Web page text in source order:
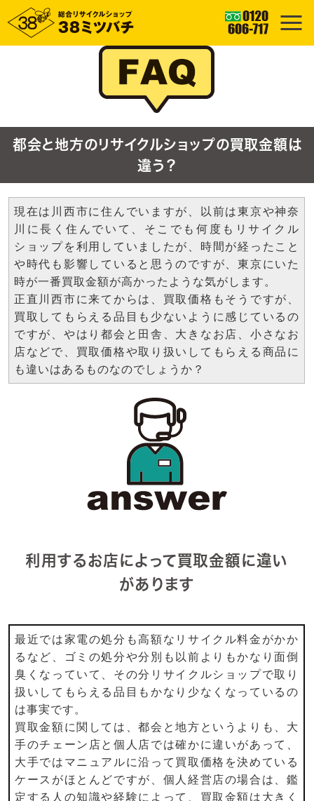
都会と地方のリサイクルショップの買取金額は
違う？
現在は川西市に住んでいますが、以前は東京や神奈
川に長く住んでいて、そこでも何度もリサイクル
ショップを利用していましたが、時間が経ったこと
や時代も影響していると思うのですが、東京にいた
時が一番買取金額が高かったような気がします。
正直川西市に来てからは、買取価格もそうですが、
買取してもらえる品目も少ないように感じているの
ですが、やはり都会と田舎、大きなお店、小さなお
店などで、買取価格や取り扱いしてもらえる商品に
も違いはあるものなのでしょうか？
利用するお店によって買取金額に違い
があります
最近では家電の処分も高額なリサイクル料金がかか
るなど、ゴミの処分や分別も以前よりもかなり面倒
臭くなっていて、その分リサイクルショップで取り
扱いしてもらえる品目もかなり少なくなっているの
は事実です。
買取金額に関しては、都会と地方というよりも、大
手のチェーン店と個人店では確かに違いがあって、
大手ではマニュアルに沿って買取価格を決めている
ケースがほとんどですが、個人経営店の場合は、鑑
定する人の知識や経験によって、買取金額は大きく